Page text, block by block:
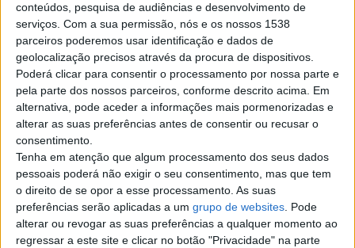
conteúdos, pesquisa de audiências e desenvolvimento de
serviços. Com a sua permissão, nós e os nossos 1538
parceiros poderemos usar identificação e dados de
geolocalização precisos através da procura de dispositivos.
Poderá clicar para consentir o processamento por nossa parte e
pela parte dos nossos parceiros, conforme descrito acima. Em
alternativa, pode aceder a informações mais pormenorizadas e
alterar as suas preferências antes de consentir ou recusar o
consentimento.
Tenha em atenção que algum processamento dos seus dados
pessoais poderá não exigir o seu consentimento, mas que tem
o direito de se opor a esse processamento. As suas
preferências serão aplicadas a um grupo de websites . Pode
alterar ou revogar as suas preferências a qualquer momento ao
regressar a este site e clicar no botão "Privacidade" na parte
Veículos Industriais 4
Caminhões - Veículos comerciais 3
Barcos - Lanchas 0
Serviços para Carros 0
Outros veículos 8
Top cidades